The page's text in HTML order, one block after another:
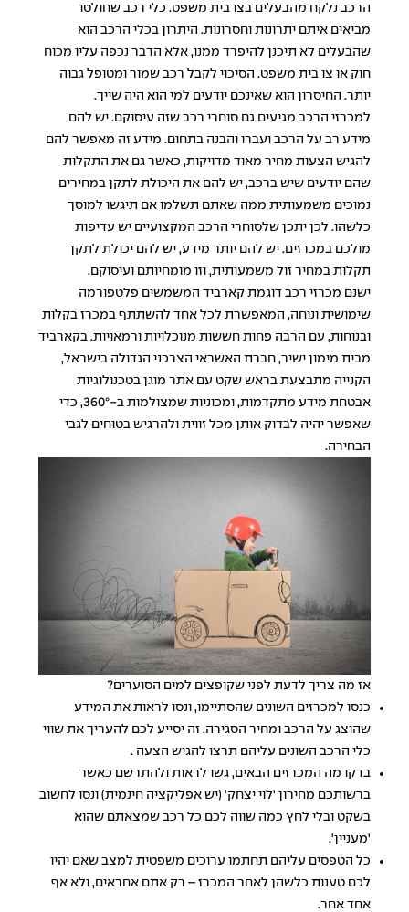
הרכב נלקח מהבעלים בצו בית משפט. כלי רכב שחולטו
מביאים איתם יתרונות וחסרונות. היתרון בכלי הרכב הוא
שהבעלים לא תיכנן להיפרד ממנו, אלא הדבר נכפה עליו מכוח
חוק או צו בית משפט. הסיכוי לקבל רכב שמור ומטופל גבוה
יותר. החיסרון הוא שאינכם יודעים למי הוא היה שייך.
למכרזי הרכב מגיעים גם סוחרי רכב שזה עיסוקם. יש להם
מידע רב על הרכב ועברו והבנה בתחום. מידע זה מאפשר להם
להגיש הצעות מחיר מאוד מדויקות, כאשר גם את התקלות
שהם יודעים שיש ברכב, יש להם את היכולת לתקן במחירים
נמוכים משמעותית ממה שאתם תשלמו אם תיגשו למוסך
כלשהו. לכן יתכן שלסוחרי הרכב המקצועיים יש עדיפות
מולכם במכרזים. יש להם יותר מידע, יש להם יכולת לתקן
תקלות במחיר זול משמעותית, וזו מומחיותם ועיסוקם.
ישנם מכרזי רכב דוגמת קארביד המשמשים פלטפורמה
שימושית ונוחה, המאפשרת לכל אחד להשתתף במכרז בקלות
ובנוחות, עם הרבה פחות חששות מנוכלויות ורמאויות. בקארביד
מבית מימון ישיר, חברת האשראי הצרכני הגדולה בישראל,
הקנייה מתבצעת בראש שקט עם אתר מוגן בטכנולוגיות
אבטחת מידע מתקדמות, ומכוניות שמצולמות ב-360°, כדי
שאפשר יהיה לבדוק אותן מכל זווית ולהרגיש בטוחים לגבי
הבחירה.
אז מה צריך לדעת לפני שקופצים למים הסוערים?
כנסו למכרזים השונים שהסתיימו, ונסו לראות את המידע
שהוצג על הרכב ומחיר הסגירה. זה יסייע לכם להעריך את שווי
כלי הרכב השונים עליהם תרצו להגיש הצעה .
בדקו מה המכרזים הבאים, גשו לראות ולהתרשם כאשר
ברשותכם מחירון 'לוי יצחק' (יש אפליקציה חינמית) ונסו לחשוב
בשקט ובלי לחץ כמה שווה לכם כל רכב שמצאתם שהוא
'מעניין'.
כל הטפסים עליהם תחתמו ערוכים משפטית למצב שאם יהיו
לכם טענות כלשהן לאחר המכרז – רק אתם אחראים, ולא אף
אחד אחר.